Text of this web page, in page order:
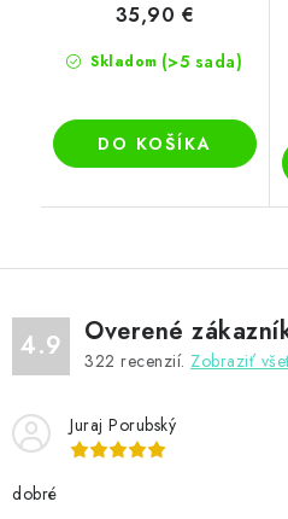
Skladom (>5 sada)
35,90 €
DO KOŠÍKA
4.9 Overené
322 recenzií. Zobraziť
Juraj Porubský
dobré